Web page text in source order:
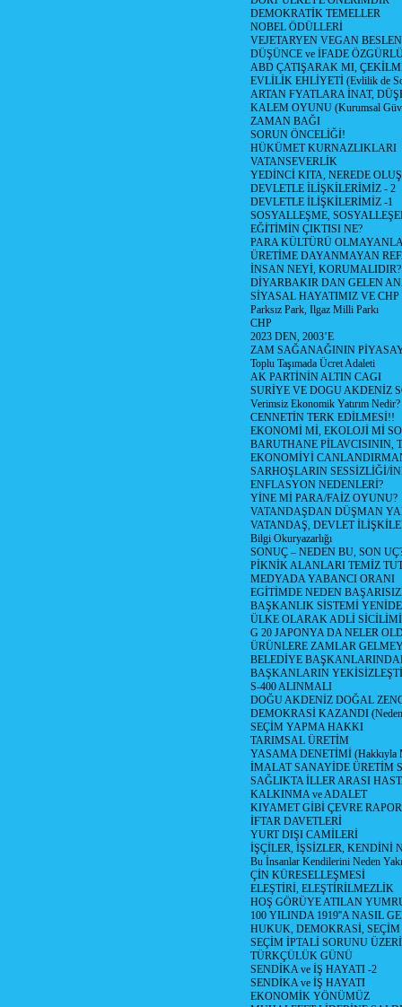
DEMOKRATİK TEMELLER
NOBEL ÖDÜLLERİ
VEJETARYEN VEGAN
DÜŞÜNCE ve İFADE
ABD ÇATIŞARAK MI,
EVLİLİK EHLİYETİ (Evlilik de
ARTAN FYATLARA İNAT,
KALEM OYUNU (Kurumsal
ZAMAN BAĞI
SORUN ÖNCELİĞİ!
HÜKÜMET KURNAZLIKLARI
VATANSEVERLİK
YEDİNCİ KITA, NEREDE
DEVLETLE İLİŞKİLERİMİZ - 2
DEVLETLE İLİŞKİLERİMİZ -1
SOSYALLEŞME,
EĞİTİMİN ÇIKTISI NE?
PARA KÜLTÜRÜ
ÜRETİME DAYANMAYAN
İNSAN NEYİ, KORUMALIDIR?
DİYARBAKIR DAN GELEN
SİYASAL HAYATIMIZ VE CHP
Parksız Park, Ilgaz Milli Parkı
CHP
2023 DEN, 2003’E
ZAM SAĞANAĞININ
Toplu Taşımada Ücret Adaleti
AK PARTİNİN ALTIN CAGI
SURİYE VE DOGU AKDENİZ
Verimsiz Ekonomik Yatırım Nedir?
CENNETİN TERK EDİLMESİ!!
EKONOMİ Mİ, EKOLOJİ Mİ
BARUTHANE PİLAVCISININ,
EKONOMİYİ
SARHOŞLARIN SESSİZLİĞİ/
ENFLASYON NEDENLERİ?
YİNE Mİ PARA/FAİZ OYUNU?
VATANDAŞDAN DÜŞMAN
VATANDAŞ, DEVLET
Bilgi Okuryazarlığı
SONUÇ – NEDEN BU, SON
PİKNİK ALANLARI TEMİZ
MEDYADA YABANCI ORANI
EGİTİMDE NEDEN
BAŞKANLIK SİSTEMİ
ÜLKE OLARAK ADLİ
G 20 JAPONYA DA NELER
ÜRÜNLERE ZAMLAR
BELEDİYE
BAŞKANLARIN
S-400 ALINMALI
DOĞU AKDENİZ DOĞAL
DEMOKRASİ KAZANDI (Neden
SEÇİM YAPMA HAKKI
TARIMSAL ÜRETİM
YASAMA DENETİMİ (Hakkıyla
İMALAT SANAYİDE ÜRETİM
SAĞLIKTA İLLER ARASI
KALKINMA ve ADALET
KIYAMET GİBİ ÇEVRE
İFTAR DAVETLERİ
YURT DIŞI CAMİLERİ
İŞÇİLER, İŞSİZLER, KENDİNİ
Bu İnsanlar Kendilerini Neden
ÇİN KÜRESELLEŞMESİ
ELEŞTİRİ, ELEŞTİRİLMEZLİK
HOŞ GÖRÜYE ATILAN
100 YILINDA 1919''A NASIL
HUKUK, DEMOKRASİ, SEÇİM
SEÇİM İPTALİ SORUNU
TÜRKÇÜLÜK GÜNÜ
SENDİKA ve İŞ HAYATI -2
SENDİKA ve İŞ HAYATI
EKONOMİK YÖNÜMÜZ